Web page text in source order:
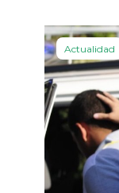
Actualidad